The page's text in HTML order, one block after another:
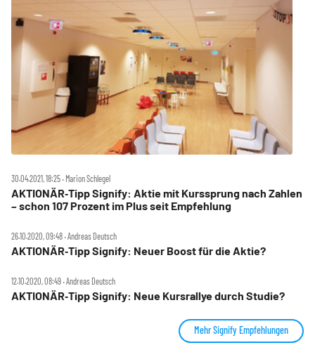
30.04.2021, 18:25 ‧ Marion Schlegel
AKTIONÄR‑Tipp Signify: Aktie mit Kurssprung nach Zahlen
– schon 107 Prozent im Plus seit Empfehlung
26.10.2020, 09:48 ‧ Andreas Deutsch
AKTIONÄR‑Tipp Signify: Neuer Boost für die Aktie?
12.10.2020, 08:49 ‧ Andreas Deutsch
AKTIONÄR‑Tipp Signify: Neue Kursrallye durch Studie?
Mehr Signify Empfehlungen